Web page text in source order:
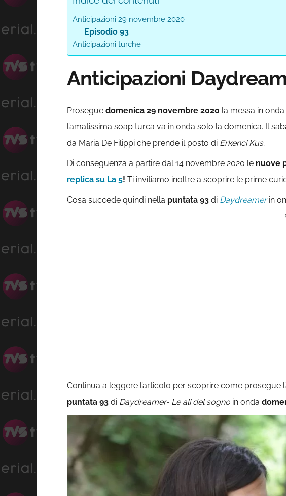
Anticipazioni 29 novembre 2020
Episodio 93
Anticipazioni turche
Anticipazioni
Prosegue domenica 29 novembre 2020 la messa in
l’amatissima soap turca va in onda solo la domenica. Il
da Maria De Filippi che prende il posto di Erkenci Kus.
Di conseguenza a partire dal 14 novembre 2020 le nuove
replica su La 5! Ti invitiamo inoltre a scoprire le prime
Cosa succede quindi nella puntata 93 di Daydreamerin
Continua a leggere l’articolo per scoprire come prosegue
puntata 93 di Daydreamer- Le ali del sogno in onda